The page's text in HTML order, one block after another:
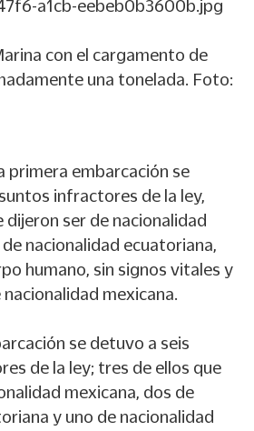
con el cargamento de
una tonelada. Foto:
primera embarcación se
infractores de la ley,
dijeron ser de nacionalidad
nacionalidad ecuatoriana,
humano, sin signos vitales y
mexicana.
se detuvo a seis
de la ley; tres de ellos que
mexicana, dos de
y uno de nacionalidad